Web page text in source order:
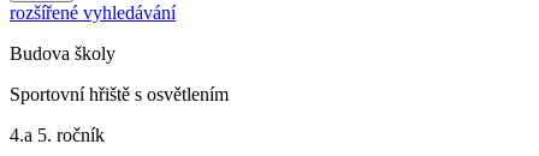
rozšířené vyhledávání
Budova školy
Sportovní hřiště s osvětlením
4.a 5. ročník